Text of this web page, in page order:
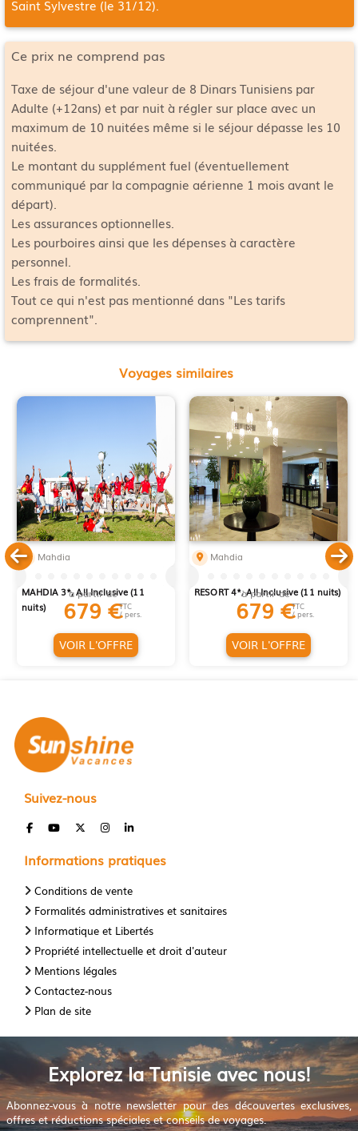
Saint Sylvestre (le 31/12).
Ce prix ne comprend pas
Taxe de séjour d'une valeur de 8 Dinars Tunisiens par
Adulte (+12ans) et par nuit à régler sur place avec un
maximum de 10 nuitées même si le séjour dépasse les 10
nuitées.
Le montant du supplément fuel (éventuellement
communiqué par la compagnie aérienne 1 mois avant le
départ).
Les assurances optionnelles.
Les pourboires ainsi que les dépenses à caractère
personnel.
Les frais de formalités.
Tout ce qui n'est pas mentionné dans "Les tarifs
comprennent".
Voyages similaires
Mahdia
MAHDIA 3*, All Inclusive (11
nuits)
à partir de
679 €TTC
/ pers.
VOIR L'OFFRE
Mahdia
RESORT 4*, All Inclusive (11 nuits)
à partir de
679 €TTC
/ pers.
VOIR L'OFFRE
Suivez-nous
Informations pratiques
Conditions de vente
Formalités administratives et sanitaires
Informatique et Libertés
Propriété intellectuelle et droit d'auteur
Mentions légales
Contactez-nous
Plan de site
Explorez la Tunisie avec nous!
Abonnez-vous à notre newsletter pour des découvertes exclusives,
offres et réductions spéciales et conseils de voyages.